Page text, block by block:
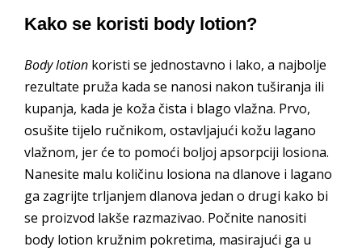
Kako se koristi body lotion?
Body lotion koristi se jednostavno i lako, a najbolje
rezultate pruža kada se nanosi nakon tuširanja ili
kupanja, kada je koža čista i blago vlažna. Prvo,
osušite tijelo ručnikom, ostavljajući kožu lagano
vlažnom, jer će to pomoći boljoj apsorpciji losiona.
Nanesite malu količinu losiona na dlanove i lagano
ga zagrijte trljanjem dlanova jedan o drugi kako bi
se proizvod lakše razmazivao. Počnite nanositi
body lotion kružnim pokretima, masirajući ga u